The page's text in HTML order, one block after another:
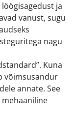
ja
vanust, sugu
nagu
Kuna
võimsusandur
annate. See
mehaaniline